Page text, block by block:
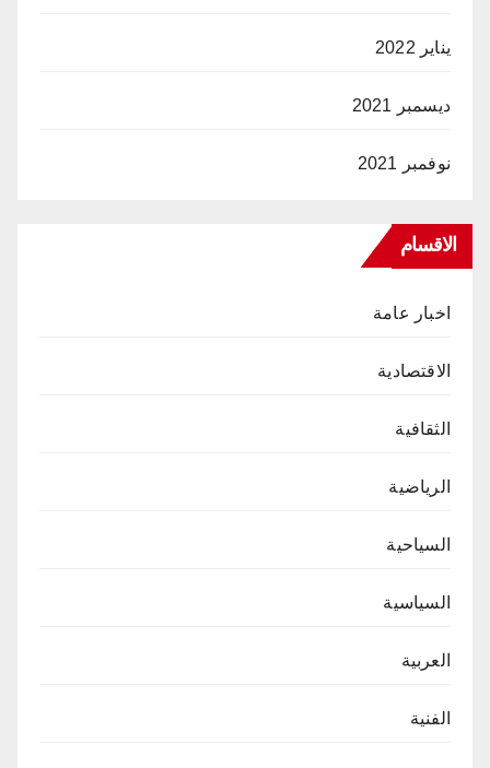
يناير 2022
ديسمبر 2021
نوفمبر 2021
الاقسام
اخبار عامة
الاقتصادية
الثقافية
الرياضية
السياحية
السياسية
العربية
الفنية